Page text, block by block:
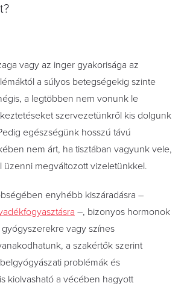
vagy az inger gyakorisága az
a súlyos betegségekig szinte
a legtöbben nem vonunk le
szervezetünkről kis dolgunk
egészségünk hosszú távú
nem árt, ha tisztában vagyunk vele,
üzenni megváltozott vizeletünkkel.
enyhébb kiszáradásra –
–, bizonyos hormonok
vagy színes
a szakértők szerint
problémák és
kiolvasható a vécében hagyott